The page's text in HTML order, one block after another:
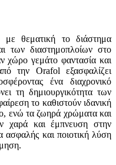
με θεματική το διάστημα
των διαστημοπλοίων στο
χώρο γεμάτο φαντασία και
την Orafol εξασφαλίζει
ένα διαχρονικό
τη δημιουργικότητα των
το καθιστούν ιδανική
ενώ τα ζωηρά χρώματα και
χαρά και έμπνευση στην
και ποιοτική λύση